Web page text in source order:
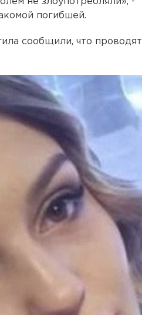
погибшей.
сообщили, что проводят